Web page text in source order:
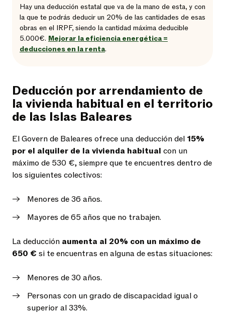
Hay una deducción estatal que va de la mano de esta, y con
la que te podrás deducir un 20% de las cantidades de esas
obras en el IRPF, siendo la cantidad máxima deducible
5.000€. Mejorar la eficiencia energética =
deducciones en la renta.
Deducción por arrendamiento de
la vivienda habitual en el territorio
de las Islas Baleares
El Govern de Baleares ofrece una deducción del 15%
por el alquiler de la vivienda habitual con un
máximo de 530 €, siempre que te encuentres dentro de
los siguientes colectivos:
Menores de 36 años.
Mayores de 65 años que no trabajen.
La deducción aumenta al 20% con un máximo de
650 € si te encuentras en alguna de estas situaciones:
Menores de 30 años.
Personas con un grado de discapacidad igual o
superior al 33%.